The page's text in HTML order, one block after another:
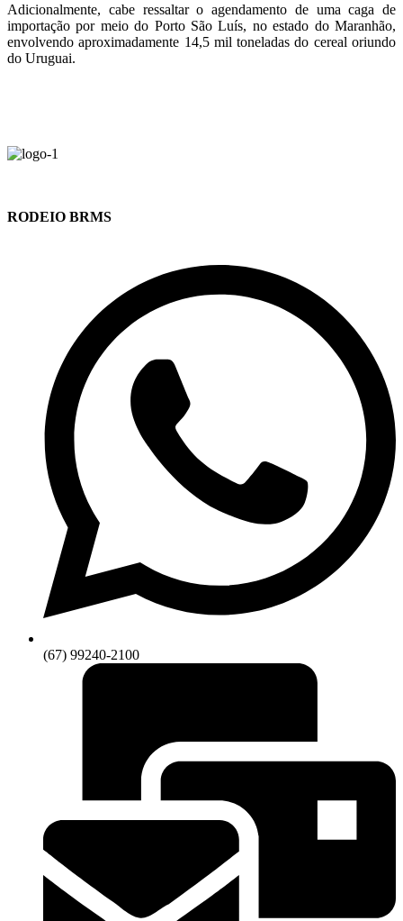
Adicionalmente, cabe ressaltar o agendamento de uma caga de
importação por meio do Porto São Luís, no estado do Maranhão,
envolvendo aproximadamente 14,5 mil toneladas do cereal oriundo
do Uruguai.
RODEIO BRMS
(67) 99240-2100